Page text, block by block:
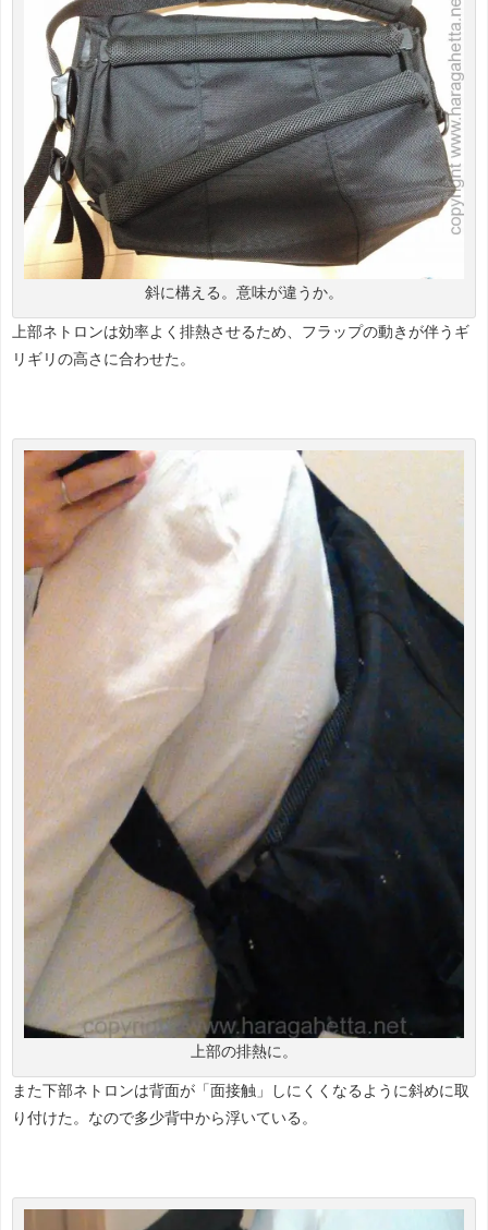
斜に構える。意味が違うか。
上部ネトロンは効率よく排熱させるため、フラップの動きが伴うギ
リギリの高さに合わせた。
上部の排熱に。
また下部ネトロンは背面が「面接触」しにくくなるように斜めに取
り付けた。なので多少背中から浮いている。